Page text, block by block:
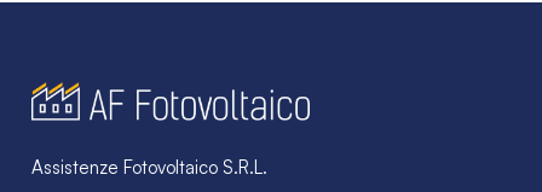
Assistenze Fotovoltaico S.R.L.